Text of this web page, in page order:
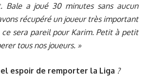
Bale a joué 30 minutes sans aucun
récupéré un joueur très important
sera pareil pour Karim. Petit à petit
tous nos joueurs. »
espoir de remporter la Liga ?